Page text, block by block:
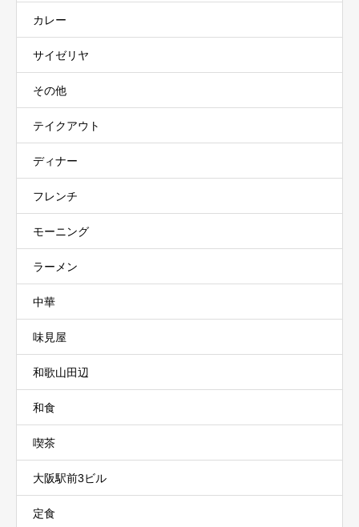
カレー
サイゼリヤ
その他
テイクアウト
ディナー
フレンチ
モーニング
ラーメン
中華
味見屋
和歌山田辺
和食
喫茶
大阪駅前3ビル
定食